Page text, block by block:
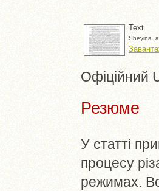
Text
Офіційний
Резюме
У статті
процесу
режимах.